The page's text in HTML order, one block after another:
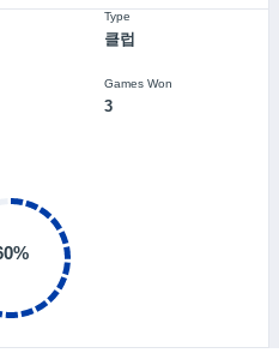
Type
클럽
Games Won
3